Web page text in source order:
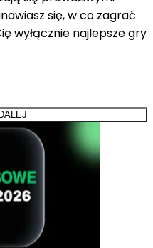
się, w co zagrać
wyłącznie najlepsze gry